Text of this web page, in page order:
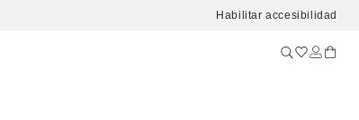
Habilitar accesibilidad